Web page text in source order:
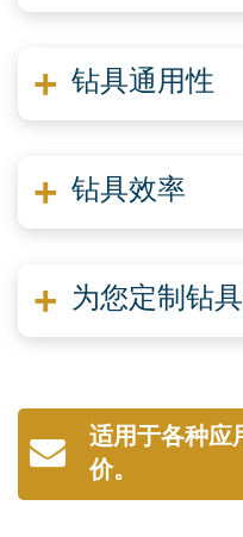
钻具通用性
钻具效率
为您定制钻
适用于各种应
价。